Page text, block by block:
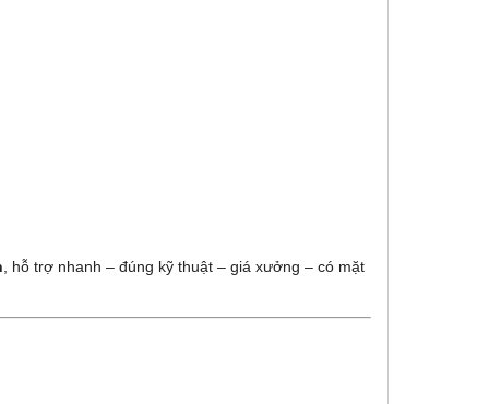
, hỗ trợ nhanh – đúng kỹ thuật – giá xưởng – có mặt